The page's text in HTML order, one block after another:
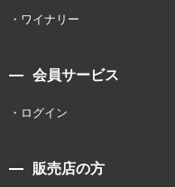
ワイナリー
会員サービス
ログイン
販売店の方